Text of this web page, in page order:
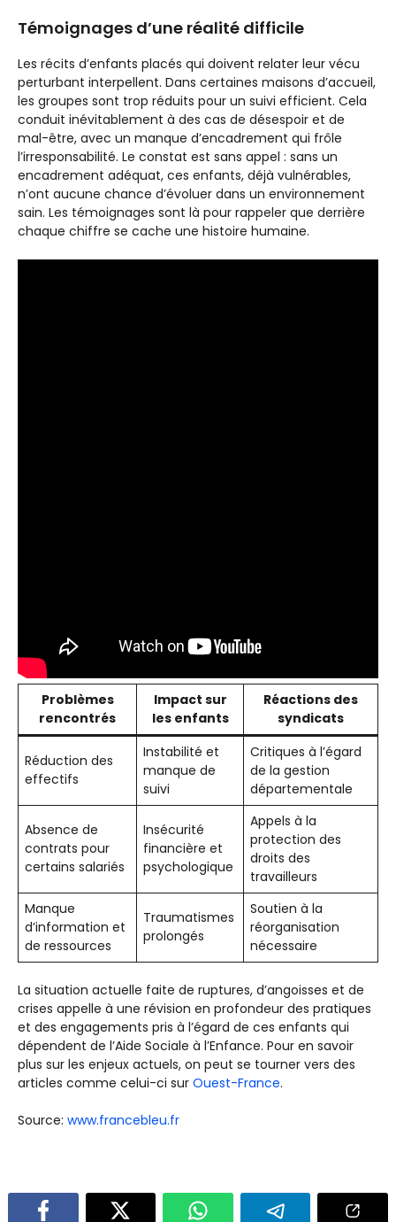
Témoignages d’une réalité difficile
Les récits d’enfants placés qui doivent relater leur vécu
perturbant interpellent. Dans certaines maisons d’accueil,
les groupes sont trop réduits pour un suivi efficient. Cela
conduit inévitablement à des cas de désespoir et de
mal-être, avec un manque d’encadrement qui frôle
l’irresponsabilité. Le constat est sans appel : sans un
encadrement adéquat, ces enfants, déjà vulnérables,
n’ont aucune chance d’évoluer dans un environnement
sain. Les témoignages sont là pour rappeler que derrière
chaque chiffre se cache une histoire humaine.
Problèmes
rencontrés
Impact sur
les enfants
Réactions des
syndicats
Réduction des
effectifs
Instabilité et
manque de
suivi
Critiques à l’égard
de la gestion
départementale
Absence de
contrats pour
certains salariés
Insécurité
financière et
psychologique
Appels à la
protection des
droits des
travailleurs
Manque
d’information et
de ressources
Traumatismes
prolongés
Soutien à la
réorganisation
nécessaire
La situation actuelle faite de ruptures, d’angoisses et de
crises appelle à une révision en profondeur des pratiques
et des engagements pris à l’égard de ces enfants qui
dépendent de l’Aide Sociale à l’Enfance. Pour en savoir
plus sur les enjeux actuels, on peut se tourner vers des
articles comme celui-ci sur Ouest-France.
Source: www.francebleu.fr